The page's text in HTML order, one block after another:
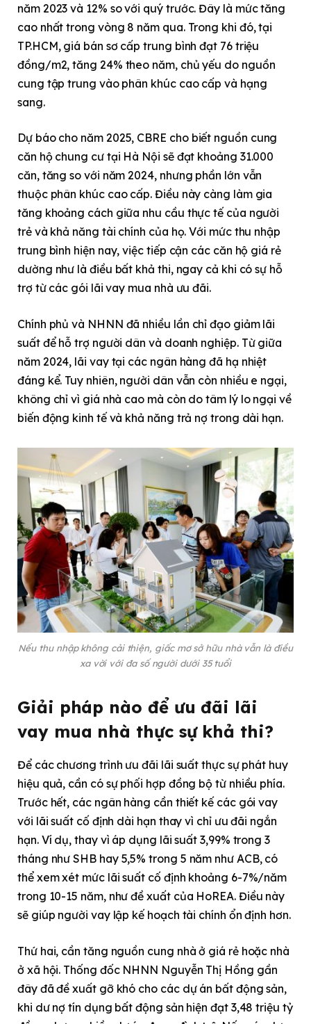
năm 2023 và 12% so với quý trước. Đây là mức tăng
cao nhất trong vòng 8 năm qua. Trong khi đó, tại
TP.HCM, giá bán sơ cấp trung bình đạt 76 triệu
đồng/m2, tăng 24% theo năm, chủ yếu do nguồn
cung tập trung vào phân khúc cao cấp và hạng
sang.
Dự báo cho năm 2025, CBRE cho biết nguồn cung
căn hộ chung cư tại Hà Nội sẽ đạt khoảng 31.000
căn, tăng so với năm 2024, nhưng phần lớn vẫn
thuộc phân khúc cao cấp. Điều này càng làm gia
tăng khoảng cách giữa nhu cầu thực tế của người
trẻ và khả năng tài chính của họ. Với mức thu nhập
trung bình hiện nay, việc tiếp cận các căn hộ giá rẻ
dường như là điều bất khả thi, ngay cả khi có sự hỗ
trợ từ các gói lãi vay mua nhà ưu đãi.
Chính phủ và NHNN đã nhiều lần chỉ đạo giảm lãi
suất để hỗ trợ người dân và doanh nghiệp. Từ giữa
năm 2024, lãi vay tại các ngân hàng đã hạ nhiệt
đáng kể. Tuy nhiên, người dân vẫn còn nhiều e ngại,
không chỉ vì giá nhà cao mà còn do tâm lý lo ngại về
biến động kinh tế và khả năng trả nợ trong dài hạn.
Nếu thu nhập không cải thiện, giấc mơ sở hữu nhà vẫn là điều
xa vời với đa số người dưới 35 tuổi
Giải pháp nào để ưu đãi lãi
vay mua nhà thực sự khả thi?
Để các chương trình ưu đãi lãi suất thực sự phát huy
hiệu quả, cần có sự phối hợp đồng bộ từ nhiều phía.
Trước hết, các ngân hàng cần thiết kế các gói vay
với lãi suất cố định dài hạn thay vì chỉ ưu đãi ngắn
hạn. Ví dụ, thay vì áp dụng lãi suất 3,99% trong 3
tháng như SHB hay 5,5% trong 5 năm như ACB, có
thể xem xét mức lãi suất cố định khoảng 6-7%/năm
trong 10-15 năm, như đề xuất của HoREA. Điều này
sẽ giúp người vay lập kế hoạch tài chính ổn định hơn.
Thứ hai, cần tăng nguồn cung nhà ở giá rẻ hoặc nhà
ở xã hội. Thống đốc NHNN Nguyễn Thị Hồng gần
đây đã đề xuất gỡ khó cho các dự án bất động sản,
khi dư nợ tín dụng bất động sản hiện đạt 3,48 triệu tỷ